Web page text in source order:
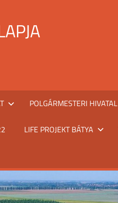
POLGÁRMESTERI HIVATAL
LIFE PROJEKT BÁTYA